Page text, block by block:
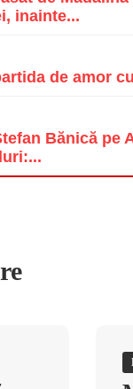
inainte...
de amor
Bănică pe